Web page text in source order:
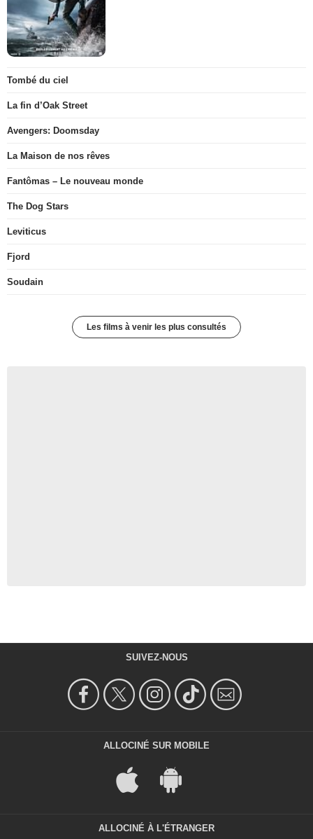
Tombé du ciel
La fin d’Oak Street
Avengers: Doomsday
La Maison de nos rêves
Fantômas – Le nouveau monde
The Dog Stars
Leviticus
Fjord
Soudain
Les films à venir les plus consultés
SUIVEZ-NOUS
ALLOCINÉ SUR MOBILE
ALLOCINÉ À L'ÉTRANGER